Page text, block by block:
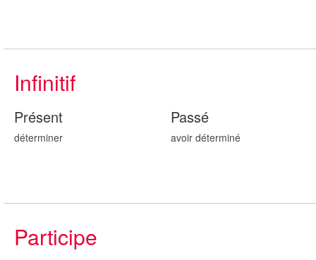
Infinitif
Présent
déterminer
Passé
avoir déterminé
Participe